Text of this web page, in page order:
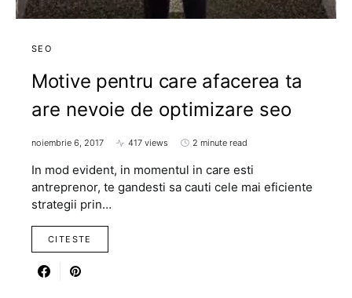
SEO
Motive pentru care afacerea ta
are nevoie de optimizare seo
noiembrie 6, 2017 417 views 2 minute read
In mod evident, in momentul in care esti
antreprenor, te gandesti sa cauti cele mai eficiente
strategii prin…
CITESTE